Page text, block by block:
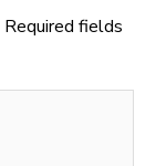
Required fields